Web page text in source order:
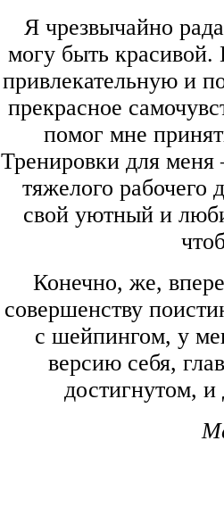
Я чрезвычайно
могу быть
привлекательную и
прекрасное
помог мне
Тренировки для меня
тяжелого рабочего
свой уютный и
Конечно, же,
совершенству
с шейпингом, у
версию себя,
достигнутом, и